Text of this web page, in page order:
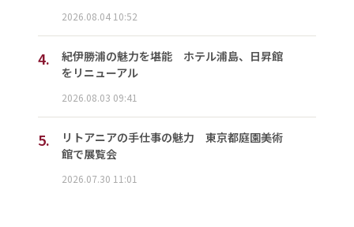
2026.08.04 10:52
4.
紀伊勝浦の魅力を堪能 ホテル浦島、日昇館
をリニューアル
2026.08.03 09:41
5.
リトアニアの手仕事の魅力 東京都庭園美術
館で展覧会
2026.07.30 11:01